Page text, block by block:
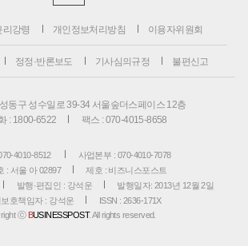
리강령 개인정보처리방침 이용자위원회
정정·반론보도 기사심의규정 불편신고
동구 성수일로 39-34 서울숲더스페이스 12층
: 1800-6522
팩스 : 070-4015-8658
4010-8512
사업본부 : 070-4010-7078
: 서울 아 02897
제호 : 비즈니스포스트
발행·편집인 : 강석운
발행일자: 2013년 12월 2일
호책임자 : 강석운
ISSN : 2636-171X
ⓒ BUSINESSPOST. All rights reserved.